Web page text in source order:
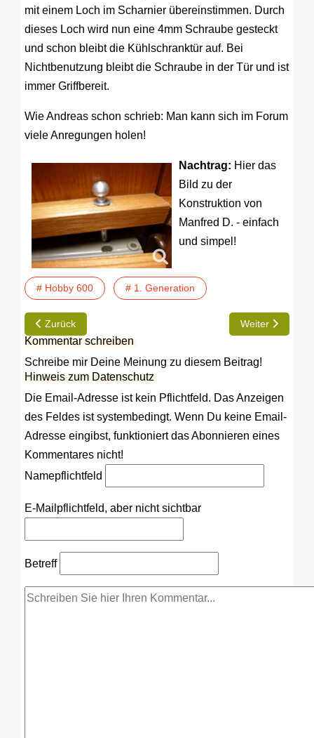
mit einem Loch im Scharnier übereinstimmen. Durch
dieses Loch wird nun eine 4mm Schraube gesteckt
und schon bleibt die Kühlschranktür auf. Bei
Nichtbenutzung bleibt die Schraube in der Tür und ist
immer Griffbereit.
Wie Andreas schon schrieb: Man kann sich im Forum
viele Anregungen holen!
Nachtrag: Hier das
Bild zu der
Konstruktion von
Manfred D. - einfach
und simpel!
# Hobby 600 # 1. Generation
Vorheriger Beitrag: TIP | Umbau der Seitensitzgruppe auf L-
Zurück Nächster
Weiter
Kommentar schreiben
Schreibe mir Deine Meinung zu diesem Beitrag!
Hinweis zum Datenschutz
Die Email-Adresse ist kein Pflichtfeld. Das Anzeigen
des Feldes ist systembedingt. Wenn Du keine Email-
Adresse eingibst, funktioniert das Abonnieren eines
Kommentares nicht!
Namepflichtfeld
E-Mail pflichtfeld, aber nicht sichtbar
Betreff